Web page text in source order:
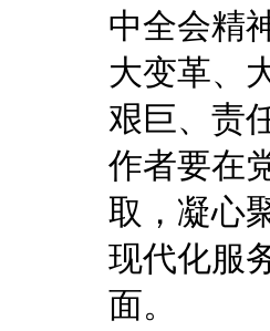
中全会精
大变革、
艰巨、责
作者要在
取，凝心
现代化服
面。